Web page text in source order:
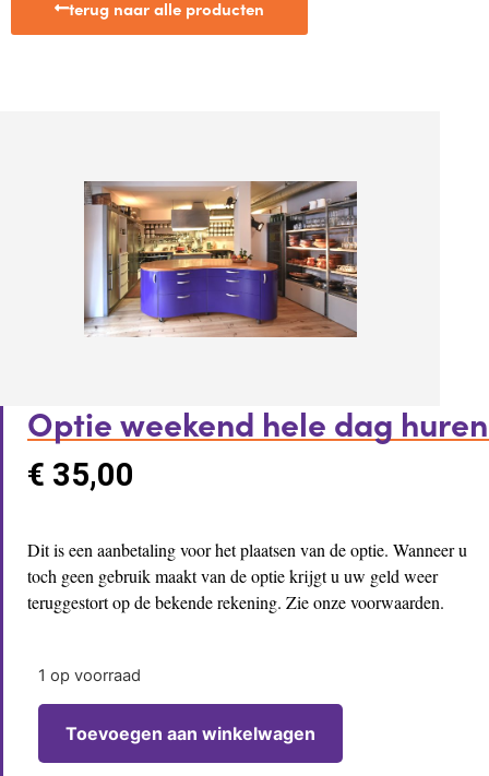
terug naar alle producten
Optie weekend hele dag huren
€ 35,00
Dit is een aanbetaling voor het plaatsen van de optie. Wanneer u
toch geen gebruik maakt van de optie krijgt u uw geld weer
teruggestort op de bekende rekening. Zie onze voorwaarden.
1 op voorraad
Toevoegen aan winkelwagen